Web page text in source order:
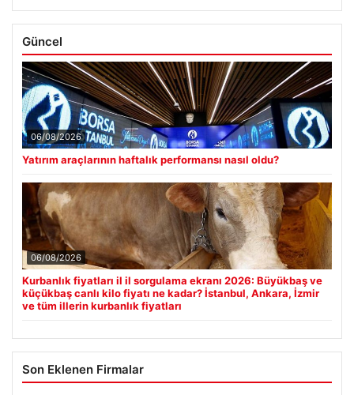
Güncel
06/08/2026
Yatırım araçlarının haftalık performansı nasıl oldu?
06/08/2026
Kurbanlık fiyatları il il sorgulama ekranı 2026: Büyükbaş ve
küçükbaş canlı kilo fiyatı ne kadar? İstanbul, Ankara, İzmir
ve tüm illerin kurbanlık fiyatları
Son Eklenen Firmalar